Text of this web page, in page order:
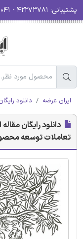
پشتیبانی:
ایران عرضه دانلود
دانلود رایگان
تعاملات توسعه